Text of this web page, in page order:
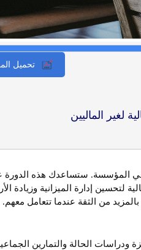
لغير الماليين
المؤسسة. ستساعدك هذه الدورة
إدارة الميزانية وزيادة
من الثقة عندما تتعامل
ودراسات الحالة والتمارين